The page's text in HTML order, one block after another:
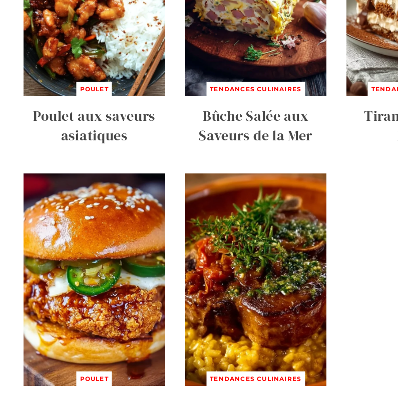
POULET
Poulet aux saveurs
asiatiques
TENDANCES CULINAIRES
Bûche Salée aux
Saveurs de la Mer
POULET TENDANCES CULINAIRES